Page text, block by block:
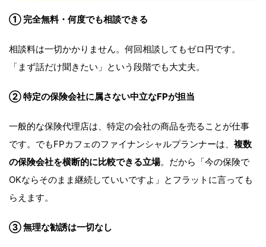
① 完全無料・何度でも相談できる
相談料は一切かかりません。何回相談してもゼロ円です。
「まず話だけ聞きたい」という段階でも大丈夫。
② 特定の保険会社に属さない中立なFPが担当
一般的な保険代理店は、特定の会社の商品を売ることが仕事
です。でもFPカフェのファイナンシャルプランナーは、 複数
の保険会社を横断的に比較できる立場。だから「今の保険で
OKならそのまま継続していいですよ」とフラットに言っても
らえます。
③ 無理な勧誘は一切なし